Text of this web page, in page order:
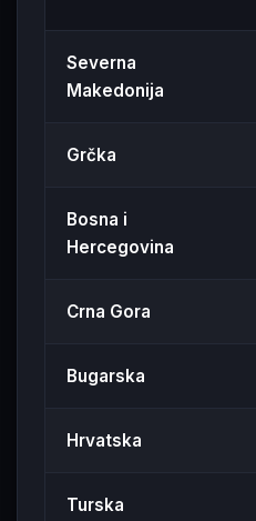
Severna
Makedonija
Grčka
Bosna i
Hercegovina
Crna Gora
Bugarska
Hrvatska
Turska